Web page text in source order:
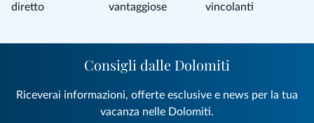
diretto
vantaggiose
vincolanti
Consigli dalle Dolomiti
Riceverai informazioni, offerte esclusive e news per la tua
vacanza nelle Dolomiti.